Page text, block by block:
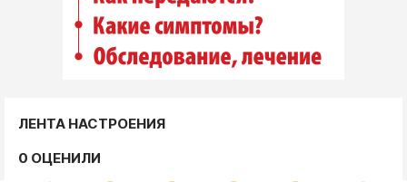
ЛЕНТА НАСТРОЕНИЯ
0 ОЦЕНИЛИ